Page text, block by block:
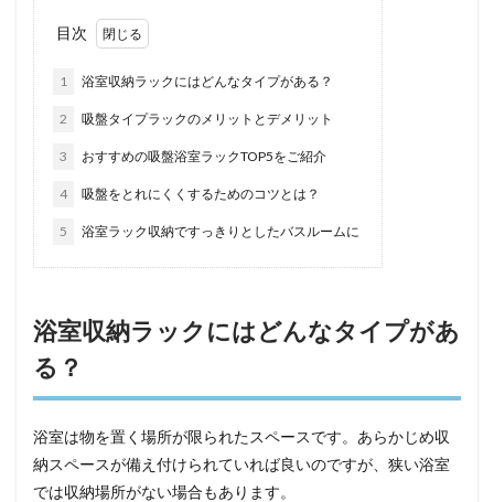
目次
1 浴室収納ラックにはどんなタイプがある？
2 吸盤タイプラックのメリットとデメリット
3 おすすめの吸盤浴室ラックTOP5をご紹介
4 吸盤をとれにくくするためのコツとは？
5 浴室ラック収納ですっきりとしたバスルームに
浴室収納ラックにはどんなタイプがあ
る？
浴室は物を置く場所が限られたスペースです。あらかじめ収
納スペースが備え付けられていれば良いのですが、狭い浴室
では収納場所がない場合もあります。